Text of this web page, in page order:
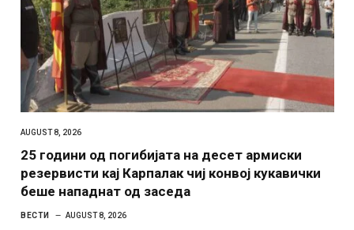
AUGUST 8, 2026
25 години од погибијата на десет армиски
резервисти кај Карпалак чиј конвој кукавички
беше нападнат од заседа
ВЕСТИ AUGUST 8, 2026